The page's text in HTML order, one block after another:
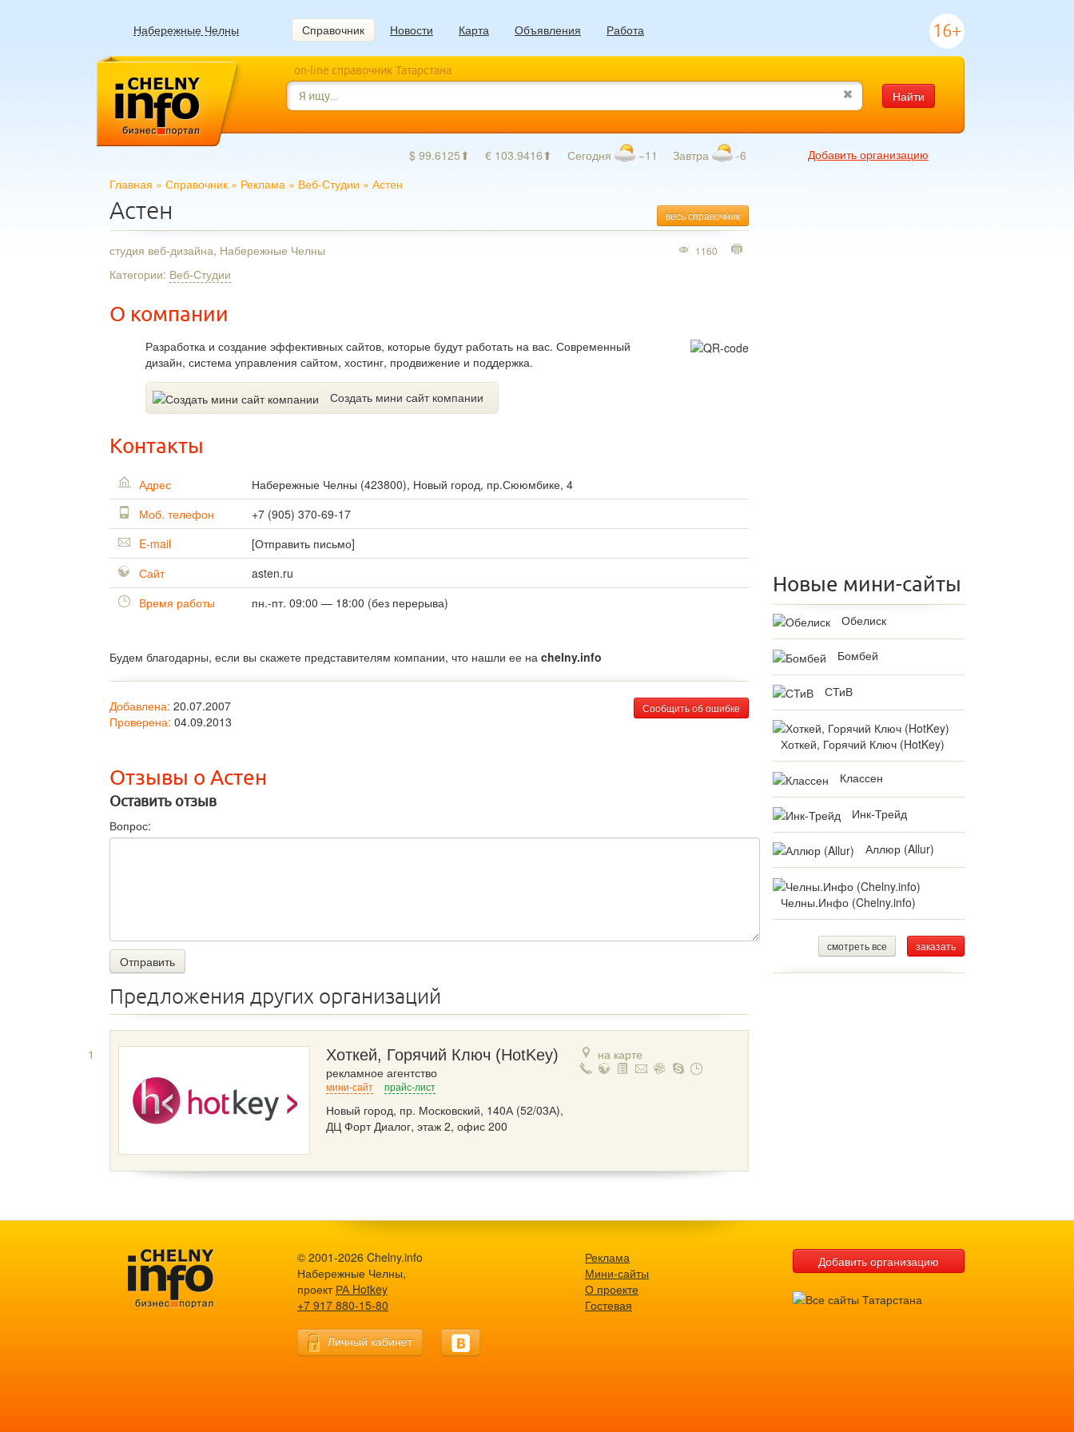
Набережные Челны Справочник Новости Карта Объявления Работа 16+
on-line справочник Татарстана
Найти
$ 99.6125⬆ € 103.9416⬆ Сегодня −11 Завтра -6
Добавить организацию
Главная » Справочник » Реклама » Веб-Студии » Астен
весь справочник
Астен
студия веб-дизайна, Набережные Челны
Категории: Веб-Студии
О компании
Разработка и создание эффективных сайтов, которые будут работать на вас. Современный
дизайн, система управления сайтом, хостинг, продвижение и поддержка.
Создать мини сайт компании
1160
Контакты
Адрес Набережные Челны (423800), Новый город, пр.Сююмбике, 4
Моб. телефон
+7 (905) 370-69-17
E-mail
[Отправить письмо]
Сайт
asten.ru
Время работы
пн.-пт. 09:00 — 18:00 (без перерыва)
Будем благодарны, если вы скажете представителям компании, что нашли ее на chelny.info
Сообщить об ошибке
Добавлена: 20.07.2007
Проверена: 04.09.2013
Отзывы о Астен
Оставить отзыв
Вопрос:
Отправить
Предложения других организаций
1 Хоткей, Горячий Ключ (HotKey)
рекламное агентство
мини-сайт прайс-лист
Новый город, пр. Московский, 140А (52/03А),
ДЦ Форт Диалог, этаж 2, офис 200
на карте
Новые мини-сайты
Обелиск
Бомбей
СТиВ
Хоткей, Горячий Ключ (HotKey)
Классен
Инк-Трейд
Аллюр (Allur)
Челны.Инфо (Chelny.info)
смотреть все заказать
© 2001-2026 Chelny.info
Набережные Челны,
проект РА Hotkey
+7 917 880-15-80
Личный кабинет
Реклама
Мини-сайты
О проекте
Гостевая
Добавить организацию